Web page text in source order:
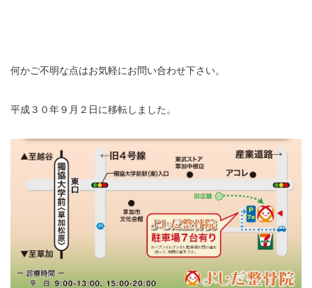
何かご不明な点はお気軽にお問い合わせ下さい。
平成３０年９月２日に移転しました。